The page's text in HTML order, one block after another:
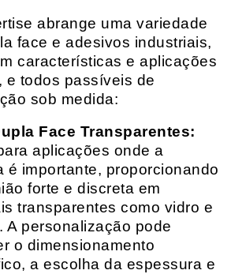
abrange uma variedade
face e adesivos industriais,
características e aplicações
e todos passíveis de
sob medida:
Face Transparentes:
aplicações onde a
é importante, proporcionando
forte e discreta em
transparentes como vidro e
A personalização pode
o dimensionamento
a escolha da espessura e